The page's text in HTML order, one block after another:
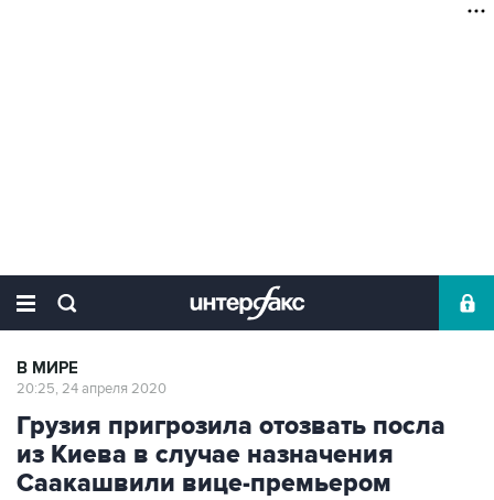
В МИРЕ
20:25, 24 апреля 2020
Грузия пригрозила отозвать посла
из Киева в случае назначения
Саакашвили вице-премьером